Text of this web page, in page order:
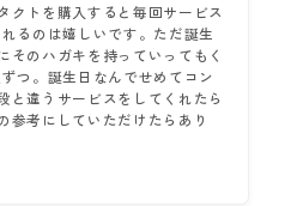
クトを購入すると毎回サービス
るのは嬉しいです。ただ誕生
そのハガキを持っていってもく
つ。誕生日なんでせめてコン
と違うサービスをしてくれたら
参考にしていただけたらあり